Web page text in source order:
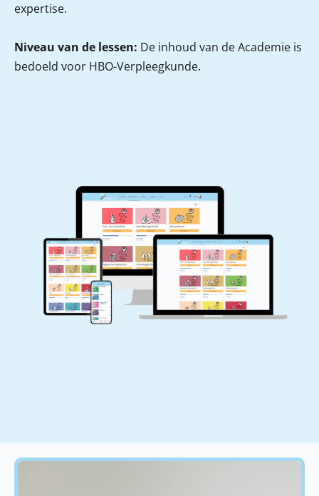
expertise.
Niveau van de lessen: De inhoud van de Academie is
bedoeld voor HBO-Verpleegkunde.